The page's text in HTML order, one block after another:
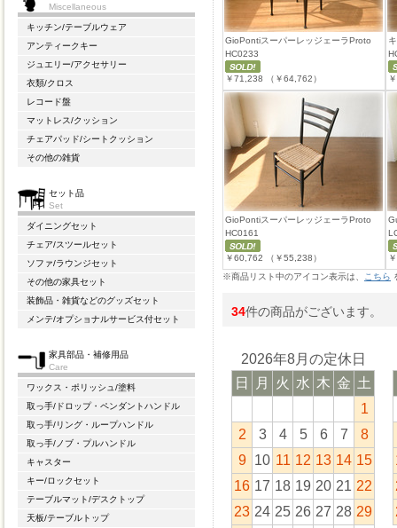
Miscellaneous
キッチン/テーブルウェア
アンティークキー
ジュエリー/アクセサリー
衣類/クロス
レコード盤
マットレス/クッション
チェアパッド/シートクッション
その他の雑貨
セット品
Set
ダイニングセット
チェア/スツールセット
ソファ/ラウンジセット
その他の家具セット
装飾品・雑貨などのグッズセット
メンテ/オプショナルサービス付セット
家具部品・補修用品
Care
ワックス・ポリッシュ/塗料
取っ手/ドロップ・ペンダントハンドル
取っ手/リング・ループハンドル
取っ手/ノブ・プルハンドル
キャスター
キー/ロックセット
テーブルマット/デスクトップ
天板/テーブルトップ
GioPontiスーパーレッジェーラProto
HC0233
￥71,238 （￥64,762）
GioPontiスーパーレッジェーラProto
HC0161
￥60,762 （￥55,238）
※商品リスト中のアイコン表示は、
こちら
34件の商品がございます。
2026年8月の定休日
日
月 火 水 木 金 土
1
2
3 4 5 6 7
8
9
10 11 12 13 14 15
16 17 18 19 20 21 22
23 24 25 26 27 28 29